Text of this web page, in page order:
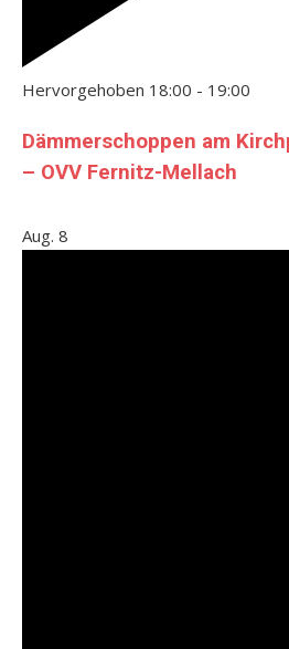
Hervorgehoben 18:00 - 19:00
Dämmerschoppen am
– OVV Fernitz-Mellach
Aug. 8